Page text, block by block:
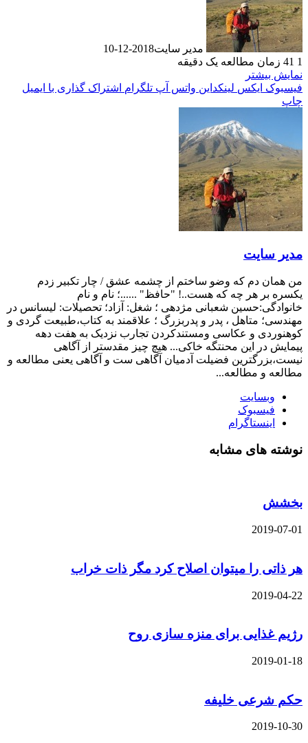
مدیر سایت2018-12-10
1
زمان مطالعه یک دقیقه
نمایش بیشتر
فیسبوک ایکس لینکداین واتس آپ تلگرام اشتراک گذاری با ایمیل
چاپ
مدیر سایت
من همان دم که وضو ساختم از چشمه عشق / چار تکبیر زدم
یکسره بر هر چه که هست..! "حافظ" ......؛ نام و نام
خانوادگی:حسین شعبانی مژدهی ؛ شغل: آزاد؛ تحصیلات: لیسانس در
مهندسی؛ متاهل ، پدر و پدربزرگ ؛ علاقمند به کتاب،طبیعت گردی و
کوهنوردی و عکاسی ومستندکردن تجارب نزدیک به هفت دهه
پیمایش در این محنتگه خاکی... هیچ چیز مقدستر از آگاهی
نیست،بزرگترین فضیلت آدمیان آگاهی ست و آگاهی یعنی مطالعه و
مطالعه و مطالعه...
وبسایت
فیسبوک
اینستاگرام
نوشته های مشابه
بخشش
2019-07-01
هر ذاتی را میتوان اصلاح کرد مگر ذات خراب
2019-04-22
رژیم غذایی برای منزه سازی روح
2019-01-18
حکم شرعی خلیفه
2019-10-30